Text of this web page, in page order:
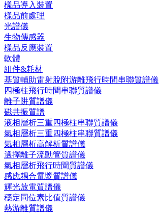
樣品導入裝置
樣品前處理
光譜儀
生物傳感器
樣品反應裝置
軟體
組件&耗材
基質輔助雷射脫附游離飛行時間串聯質譜儀
四極柱飛行時間串聯質譜儀
離子阱質譜儀
磁共振質譜
液相層析三重四極柱串聯質譜儀
氣相層析三重四極柱串聯質譜儀
氣相層析高解析質譜儀
選擇離子流動管質譜儀
氣相層析飛行時間質譜儀
感應耦合電漿質譜儀
輝光放電質譜儀
穩定同位素比值質譜儀
熱游離質譜儀